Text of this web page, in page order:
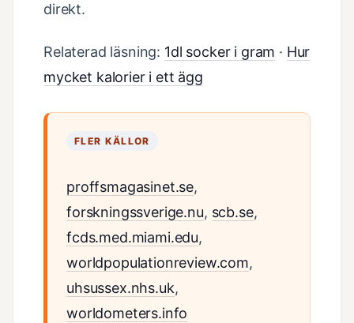
direkt.
Relaterad läsning: 1dl socker i gram · Hur
mycket kalorier i ett ägg
FLER KÄLLOR
proffsmagasinet.se,
forskningssverige.nu, scb.se,
fcds.med.miami.edu,
worldpopulationreview.com,
uhsussex.nhs.uk,
worldometers.info